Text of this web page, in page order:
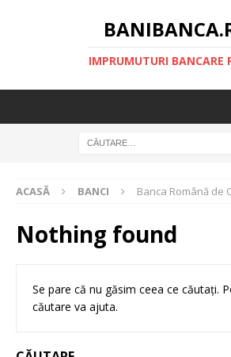
IMPRUMUTURI BANCARE
ACASĂ BANCI Banca Română de
Nothing found
Se pare că nu găsim ceea ce căutați.
căutare va ajuta.